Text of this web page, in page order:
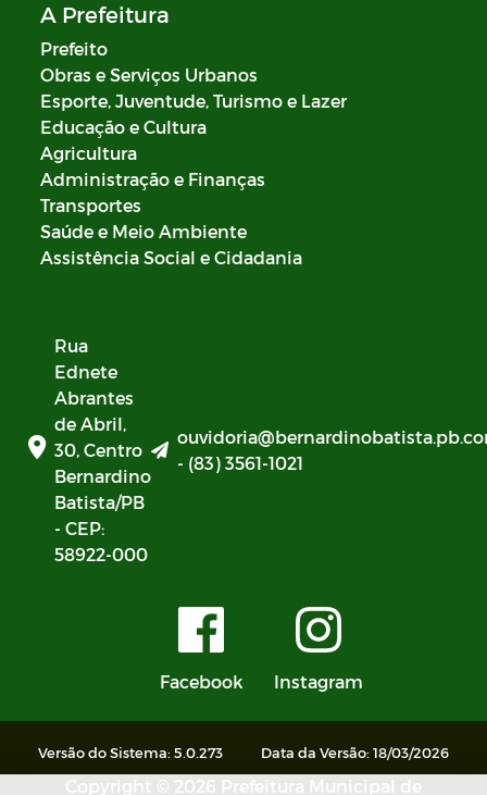
A Prefeitura
Prefeito
Obras e Serviços Urbanos
Esporte, Juventude, Turismo e Lazer
Educação e Cultura
Agricultura
Administração e Finanças
Transportes
Saúde e Meio Ambiente
Assistência Social e Cidadania
Rua
Ednete
Abrantes
de Abril,
30, Centro
Bernardino
Batista/PB
- CEP:
58922-000
- (83) 3561-1021
Facebook Instagram
Versão do Sistema: 5.0.273 Data da Versão: 18/03/2026
Copyright © 2026 Prefeitura Municipal de